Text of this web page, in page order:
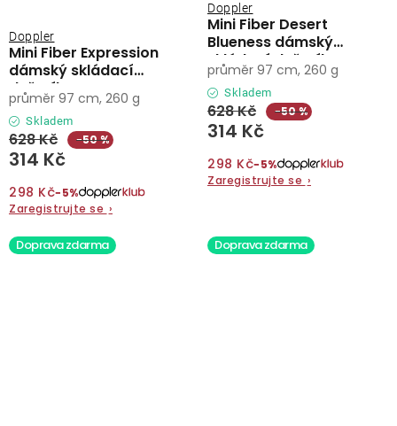
Mini Fiber Expression
dámský skládací
deštník
Doppler
Skladem
314 Kč
628 Kč −50 %
298 Kč−5%
Zaregistrujte se ›
průměr 97 cm, 260 g
Mini Fiber Desert
Blueness dámský
skládací deštník
Doppler
Skladem
314 Kč
628 Kč −50 %
298 Kč−5%
Zaregistrujte se ›
průměr 97 cm, 260 g
Doprava zdarma Doprava zdarma